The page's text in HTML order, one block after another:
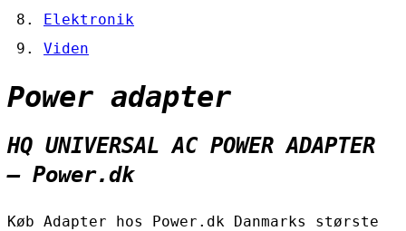
Elektronik
Viden
Power adapter
HQ UNIVERSAL AC POWER ADAPTER
– Power.dk
Køb Adapter hos Power.dk Danmarks største